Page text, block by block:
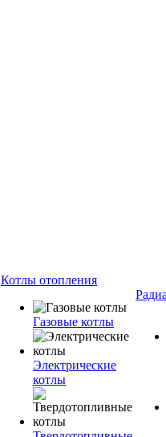
Котлы отопления
Газовые котлы
Электрические
котлы